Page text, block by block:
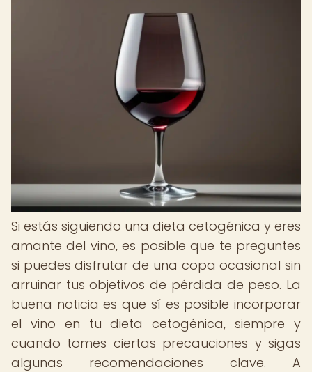
Si estás siguiendo una dieta cetogénica y eres
amante del vino, es posible que te preguntes
si puedes disfrutar de una copa ocasional sin
arruinar tus objetivos de pérdida de peso. La
buena noticia es que sí es posible incorporar
el vino en tu dieta cetogénica, siempre y
cuando tomes ciertas precauciones y sigas
algunas recomendaciones clave. A